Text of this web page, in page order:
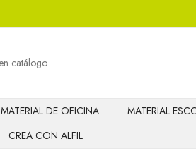
MATERIAL DE OFICINA
MATERIAL
CREA CON ALFIL